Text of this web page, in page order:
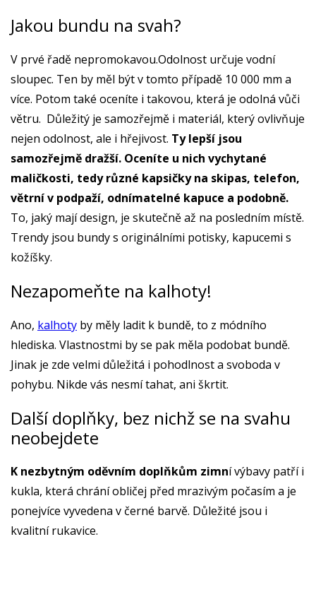
Jakou bundu na svah?
V prvé řadě nepromokavou.Odolnost určuje vodní
sloupec. Ten by měl být v tomto případě 10 000 mm a
více. Potom také oceníte i takovou, která je odolná vůči
větru. Důležitý je samozřejmě i materiál, který ovlivňuje
nejen odolnost, ale i hřejivost. Ty lepší jsou
samozřejmě dražší. Oceníte u nich vychytané
maličkosti, tedy různé kapsičky na skipas, telefon,
větrní v podpaží, odnímatelné kapuce a podobně.
To, jaký mají design, je skutečně až na posledním místě.
Trendy jsou bundy s originálními potisky, kapucemi s
kožíšky.
Nezapomeňte na kalhoty!
Ano, kalhoty by měly ladit k bundě, to z módního
hlediska. Vlastnostmi by se pak měla podobat bundě.
Jinak je zde velmi důležitá i pohodlnost a svoboda v
pohybu. Nikde vás nesmí tahat, ani škrtit.
Další doplňky, bez nichž se na svahu
neobejdete
K nezbytným oděvním doplňkům zimní výbavy patří i
kukla, která chrání obličej před mrazivým počasím a je
ponejvíce vyvedena v černé barvě. Důležité jsou i
kvalitní rukavice.